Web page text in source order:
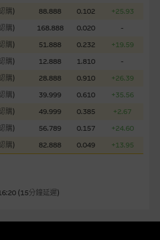
購) 88.888 0.102
+25.93
購) 168.888 0.020
-
購) 51.888 0.232
+19.59
購) 12.888 1.810
-
購) 28.888 0.910
+26.39
購) 39.999 0.610
+35.56
購) 49.999 0.385
+2.67
購) 56.789 0.157
+24.60
購) 82.888 0.049 +13.95
(15分鐘延遲)
熊證之剩餘價值則可能為零。
理集團管理的網站的連結。此等連結
所介紹的產品或服務，均無任何操控
及所介紹服務或產品是否準確或合
集團建議閣下自行向本網站述及或連
有第三者網站的連結，不應視為該第
容，因該等內容可能屬他人的知識產
件應用